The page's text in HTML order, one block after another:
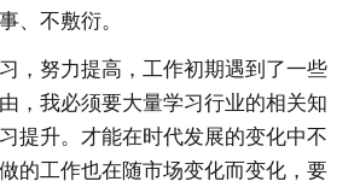
、不敷衍。
习，努力提高，工作初期遇到了一些
，我必须要大量学习行业的相关知
提升。才能在时代发展的变化中不
的工作也在随市场变化而变化，要